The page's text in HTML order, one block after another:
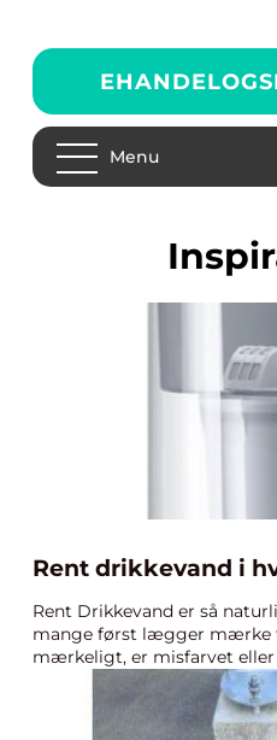
Menu
Rent drikkevand i
Rent Drikkevand er så
mange først lægger mærke
mærkeligt, er misfarvet eller